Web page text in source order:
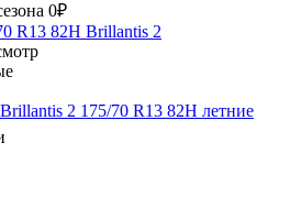
0₽
2 175/70 R13 82H летние